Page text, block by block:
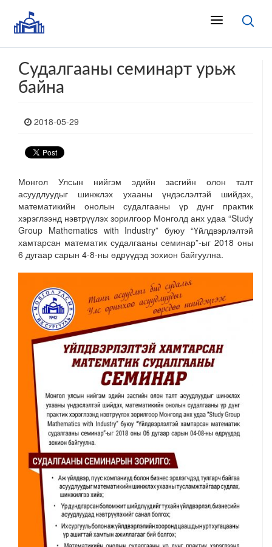
Судалгааны семинарт урьж
байна
2018-05-29
Монгол Улсын нийгэм эдийн засгийн олон талт
асуудлуудыг шинжлэх ухааны үндэслэлтэй шийдэх,
математикийн онолын судалгааны үр дүнг практик
хэрэглээнд нэвтрүүлэх зорилгоор Монголд анх удаа “Study
Group Mathematics with Industry” буюу “Үйлдвэрлэлтэй
хамтарсан математик судалгааны семинар”-ыг 2018 оны
6 дугаар сарын 4-8-ны өдрүүдэд зохион байгуулна.